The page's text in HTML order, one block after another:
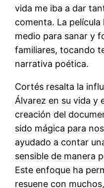
vida me iba a dar
comenta. La
medio para sanar y
familiares, tocando
narrativa poética.
Cortés resalta la
Álvarez en su vida y
creación del
sido mágica para
ayudado a contar
sensible de manera
Este enfoque ha
resuene con